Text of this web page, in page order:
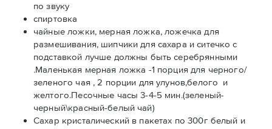
по звуку
спиртовка
чайные ложки, мерная ложка, ложечка для
размешивания, шипчики для сахара и ситечко с
подставкой лучше должны быть серебрянными
.Маленькая мерная ложка -1 порция для черного/
зеленого чая , 2 порции для улунов,белого и
желтого.Песочные часы 3-4-5 мин.(зеленый-
черный\красный-белый чай)
Сахар кристалический в пакетах по 300г белый и